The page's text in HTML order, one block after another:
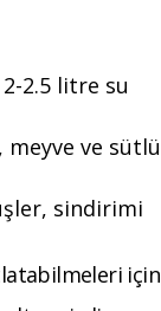
2.5 litre su
meyve ve sütlü
sindirimi
için